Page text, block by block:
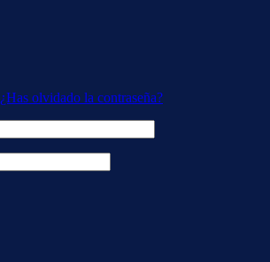
¿Has olvidado la contraseña?